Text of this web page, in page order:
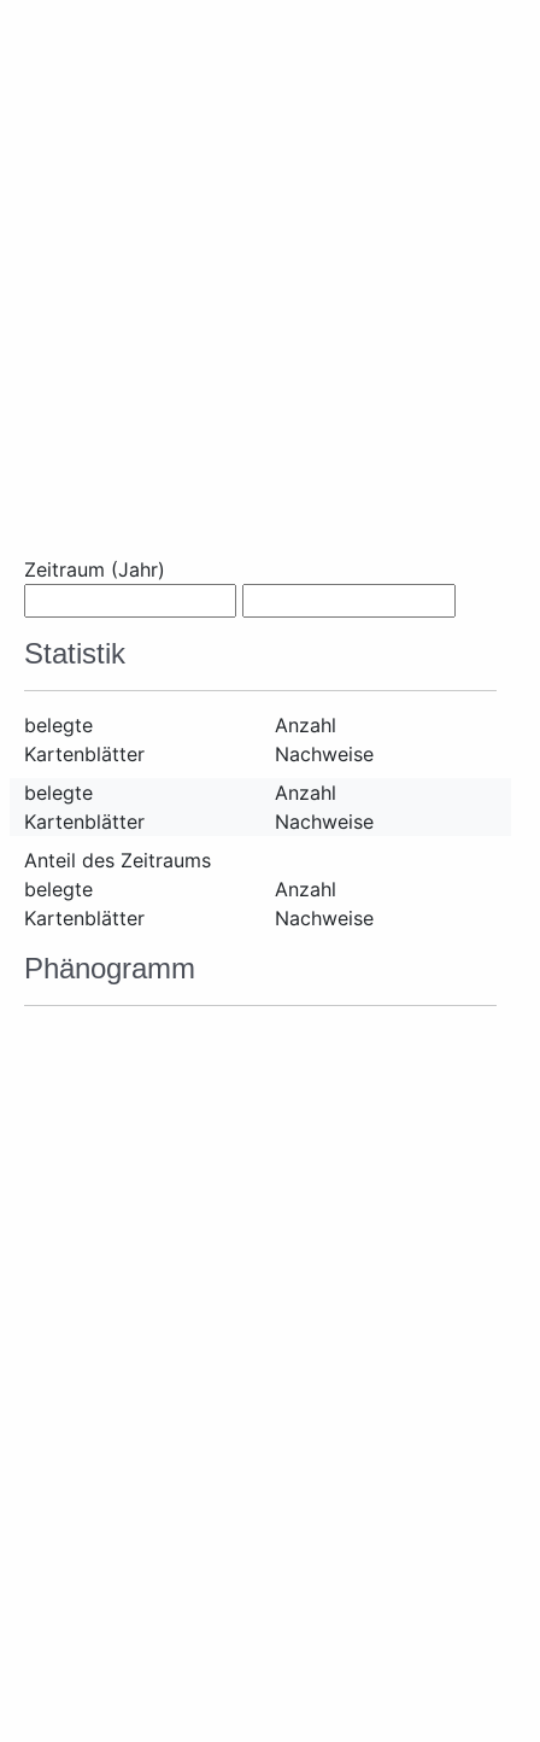
Zeitraum (Jahr)
Statistik
belegte
Kartenblätter
Anzahl
Nachweise
belegte
Kartenblätter
Anzahl
Nachweise
Anteil des Zeitraums
belegte
Kartenblätter
Anzahl
Nachweise
Phänogramm